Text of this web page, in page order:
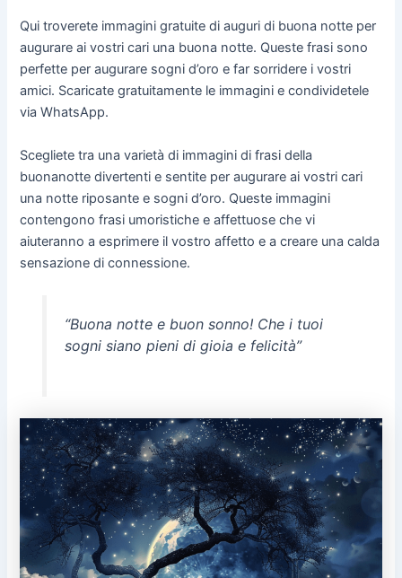
Qui troverete immagini gratuite di auguri di buona notte per
augurare ai vostri cari una buona notte. Queste frasi sono
perfette per augurare sogni d’oro e far sorridere i vostri
amici. Scaricate gratuitamente le immagini e condividetele
via WhatsApp.
Scegliete tra una varietà di immagini di frasi della
buonanotte divertenti e sentite per augurare ai vostri cari
una notte riposante e sogni d’oro. Queste immagini
contengono frasi umoristiche e affettuose che vi
aiuteranno a esprimere il vostro affetto e a creare una calda
sensazione di connessione.
“Buona notte e buon sonno! Che i tuoi
sogni siano pieni di gioia e felicità”